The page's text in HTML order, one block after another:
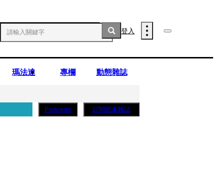
登入
瑪法達 專欄 動態雜誌
Podcasts 訂閱紙本雜誌